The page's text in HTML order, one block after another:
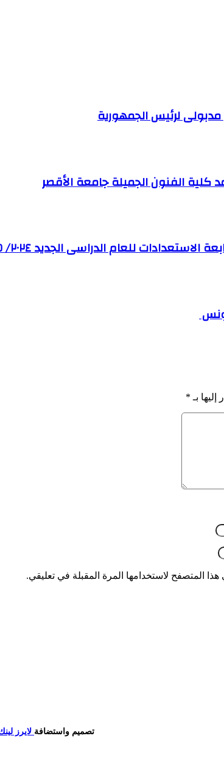
لرئيس الجمهورية
الفنون الجميلة جامعة الأقصر
للعام الدراسى الجديد ٢٠٢٤/ ٢٠٢٥
بـ *
المتصفح لاستخدامها المرة المقبلة في تعليقي.
تصميم واستضافة لايرز